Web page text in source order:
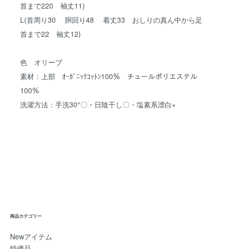
首まで220 袖丈11)
L(首周り30 胴回り48 着丈33 おしりの真ん中から足
首まで22 袖丈12)
色 オリーブ
素材：上部 ｵｰｶﾞﾆｯｸｺｯﾄﾝ100％ チュールポリエステル
100％
洗濯方法：手洗30°〇・日陰干し〇・塩素系漂白×
商品カテゴリー
Newアイテム